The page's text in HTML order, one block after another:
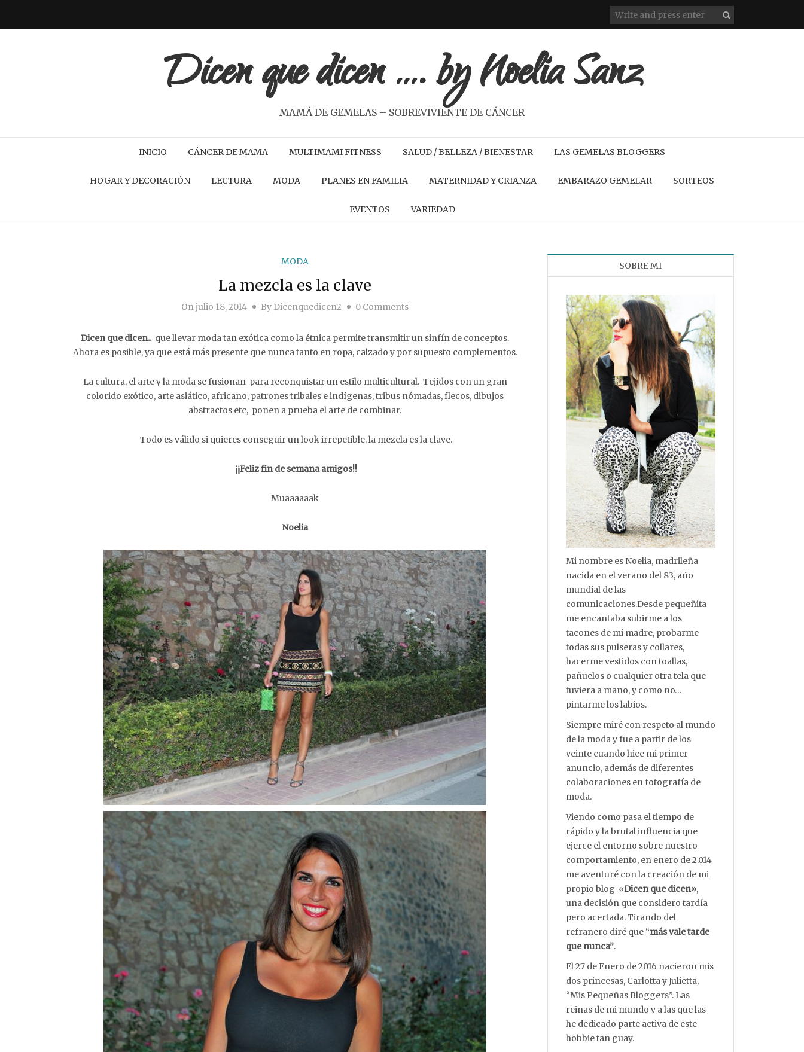
Dicen que dicen …. by Noelia Sanz
MAMÁ DE GEMELAS – SOBREVIVIENTE DE CÁNCER
INICIO CÁNCER DE MAMA MULTIMAMI FITNESS SALUD / BELLEZA / BIENESTAR LAS GEMELAS BLOGGERS
HOGAR Y DECORACIÓN LECTURA MODA PLANES EN FAMILIA MATERNIDAD Y CRIANZA EMBARAZO GEMELAR SORTEOS
EVENTOS VARIEDAD
MODA
La mezcla es la clave
Onjulio 18, 2014 By Dicenquedicen2 0 Comments
Dicen que dicen.. que llevar moda tan exótica como la étnica permite transmitir un sinfín de conceptos.
Ahora es posible, ya que está más presente que nunca tanto en ropa, calzado y por supuesto complementos.
La cultura, el arte y la moda se fusionan para reconquistar un estilo multicultural. Tejidos con un gran
colorido exótico, arte asiático, africano, patrones tribales e indígenas, tribus nómadas, flecos, dibujos
abstractos etc, ponen a prueba el arte de combinar.
Todo es válido si quieres conseguir un look irrepetible, la mezcla es la clave.
¡¡Feliz fin de semana amigos!!
Muaaaaaak
Noelia
SOBRE MI
Mi nombre es Noelia, madrileña
nacida en el verano del 83, año
mundial de las
comunicaciones.Desde pequeñita
me encantaba subirme a los
tacones de mi madre, probarme
todas sus pulseras y collares,
hacerme vestidos con toallas,
pañuelos o cualquier otra tela que
tuviera a mano, y como no…
pintarme los labios.
Siempre miré con respeto al mundo
de la moda y fue a partir de los
veinte cuando hice mi primer
anuncio, además de diferentes
colaboraciones en fotografía de
moda.
Viendo como pasa el tiempo de
rápido y la brutal influencia que
ejerce el entorno sobre nuestro
comportamiento, en enero de 2.014
me aventuré con la creación de mi
propio blog «Dicen que dicen»,
una decisión que considero tardía
pero acertada. Tirando del
refranero diré que “más vale tarde
que nunca”.
El 27 de Enero de 2016 nacieron mis
dos princesas, Carlotta y Julietta,
“Mis Pequeñas Bloggers”. Las
reinas de mi mundo y a las que las
he dedicado parte activa de este
hobbie tan guay.